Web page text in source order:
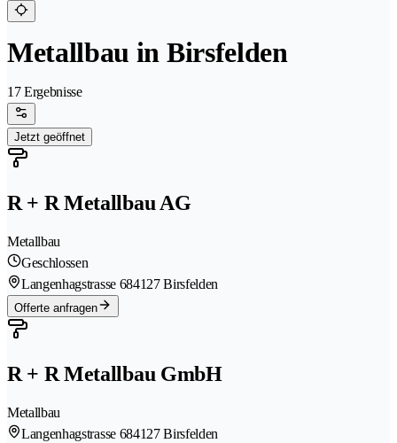
Metallbau in Birsfelden
17 Ergebnisse
Jetzt geöffnet
R + R Metallbau AG
Metallbau
Geschlossen
Langenhagstrasse 684127 Birsfelden
Offerte anfragen
R + R Metallbau GmbH
Metallbau
Langenhagstrasse 684127 Birsfelden